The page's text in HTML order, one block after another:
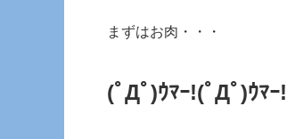
まずはお肉・・・
(ﾟДﾟ)ｳﾏｰ!(ﾟДﾟ)ｳﾏｰ!